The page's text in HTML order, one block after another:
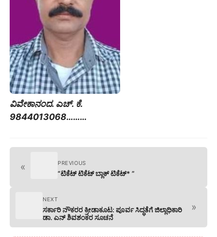
ವಿವೇಕಾನಂದ. ಎಚ್. ಕೆ.
9844013068………
« PREVIOUS
“ಟಿಕೆಟ್ ಟಿಕೆಟ್ ಬ್ಲಾಕ್ ಟಿಕೆಟ್* ”
NEXT
ಸರ್ಕಾರಿ ನೌಕರರ ಕ್ರೀಡಾಕೂಟ: ಪೂರ್ವ ಸಿದ್ಧತೆಗೆ ಜಿಲ್ಲಾಧಿಕಾರಿ
ಡಾ. ಎನ್ ಶಿವಶಂಕರ ಸೂಚನೆ
»